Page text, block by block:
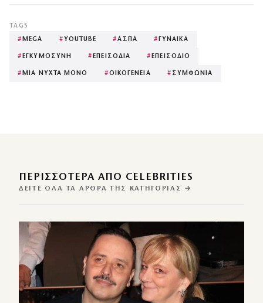
TAGS
# MEGA # YOUTUBE #ΑΣΠΑ # ΓΥΝΑΙΚΑ
# ΕΓΚΥΜΟΣΥΝΗ # ΕΠΕΙΣΟΔΙΑ # ΕΠΕΙΣΟΔΙΟ
# ΜΙΑ ΝΥΧΤΑ ΜΟΝΟ #ΟΙΚΟΓΕΝΕΙΑ # ΣΥΜΦΩΝΙΑ
ΠΕΡΙΣΣΌΤΕΡΑ ΑΠΌ CELEBRITIES
ΔΕΊΤΕ ΌΛΑ ΤΑ ΆΡΘΡΑ ΤΗΣ ΚΑΤΗΓΟΡΊΑΣ →